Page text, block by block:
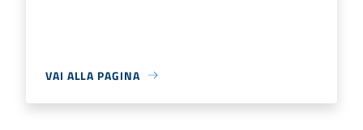
VAI ALLA PAGINA